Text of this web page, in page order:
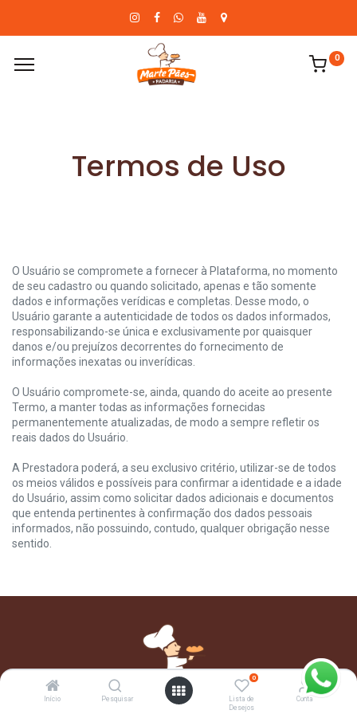
Início Pesquisar
0
Lista de
Desejos
Conta
0
Termos de Uso
O Usuário se compromete a fornecer à Plataforma, no momento
de seu cadastro ou quando solicitado, apenas e tão somente
dados e informações verídicas e completas. Desse modo, o
Usuário garante a autenticidade de todos os dados informados,
responsabilizando-se única e exclusivamente por quaisquer
danos e/ou prejuízos decorrentes do fornecimento de
informações inexatas ou inverídicas.
O Usuário compromete-se, ainda, quando do aceite ao presente
Termo, a manter todas as informações fornecidas
permanentemente atualizadas, de modo a sempre refletir os
reais dados do Usuário.
A Prestadora poderá, a seu exclusivo critério, utilizar-se de todos
os meios válidos e possíveis para confirmar a identidade e a idade
do Usuário, assim como solicitar dados adicionais e documentos
que entenda pertinentes à confirmação dos dados pessoais
informados, não possuindo, contudo, qualquer obrigação nesse
sentido.